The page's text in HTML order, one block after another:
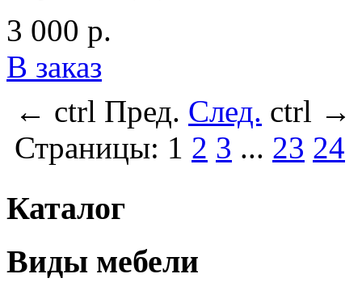
3 000 р.
В заказ
← ctrl Пред. След. ctrl →
Страницы: 1 2 3 ... 23 24
Каталог
Виды мебели